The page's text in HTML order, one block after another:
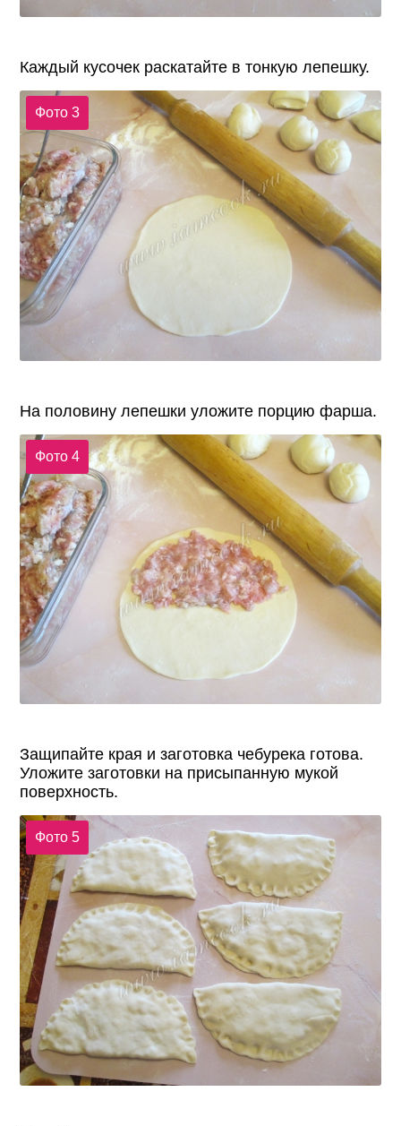
Каждый кусочек раскатайте в тонкую лепешку.
Фото 3
На половину лепешки уложите порцию фарша.
Фото 4
Защипайте края и заготовка чебурека готова.
Уложите заготовки на присыпанную мукой
поверхность.
Фото 5